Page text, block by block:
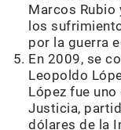
Marcos Rubio
los
por la guerra
En 2009, se
Leopoldo
López fue
Justicia,
dólares de la